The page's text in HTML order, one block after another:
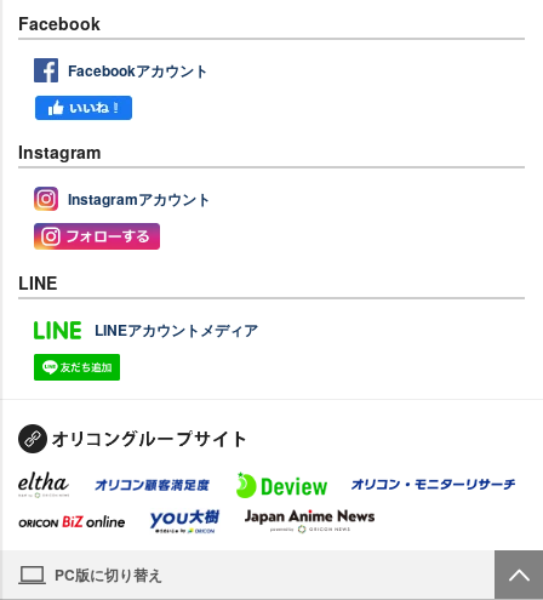
Facebook
Facebookアカウント
Instagram
Instagramアカウント
LINE
LINEアカウントメディア
PC版に切り替え